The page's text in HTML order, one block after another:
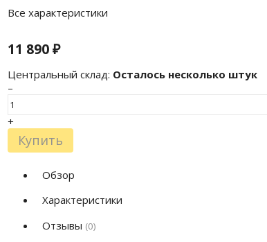
Все характеристики
11 890₽
Центральный склад: Осталось несколько штук
–
+
Купить
Обзор
Характеристики
Отзывы (0)